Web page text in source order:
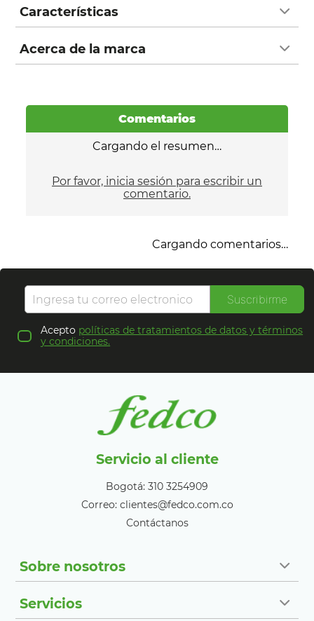
Características
Acerca de la marca
Comentarios
Cargando el resumen…
Por favor, inicia sesión para escribir un
comentario.
Cargando comentarios…
Suscribirme
Acepto políticas de tratamientos de datos y términos
y condiciones.
Servicio al cliente
Bogotá: 310 3254909
Correo: clientes@fedco.com.co
Contáctanos
Sobre nosotros
Servicios